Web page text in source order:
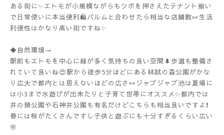
ある街に✨エトモが小規模ながらもツボを押さえたテナント揃い
で日常使いに本当便利🛍️パルムと合わせたら相当な店舗数👀生活
利便性はかなり高い街ですね✨
◆自然環境→
駅前もエトモを中心に緑が多く気持ちの良い空間🌲歩道も整備さ
れていて良いね😍駅から徒歩5分ほどにある林試の森公園がかな
り広大で都内とは思えないほどの広さ👀ジャブジャブ池は夏場に
は小3まで水遊びが出来たりと子育て世帯にオススメ✨都内では
井の頭公園や石神井公園も有名だけどこちらも相当良いですよ❗️
春には桜がたくさんですし子供と遊ぶにも十分すぎるくらい広い
🌸